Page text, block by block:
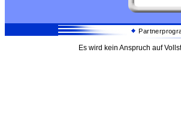
Es wird kein Anspruch auf